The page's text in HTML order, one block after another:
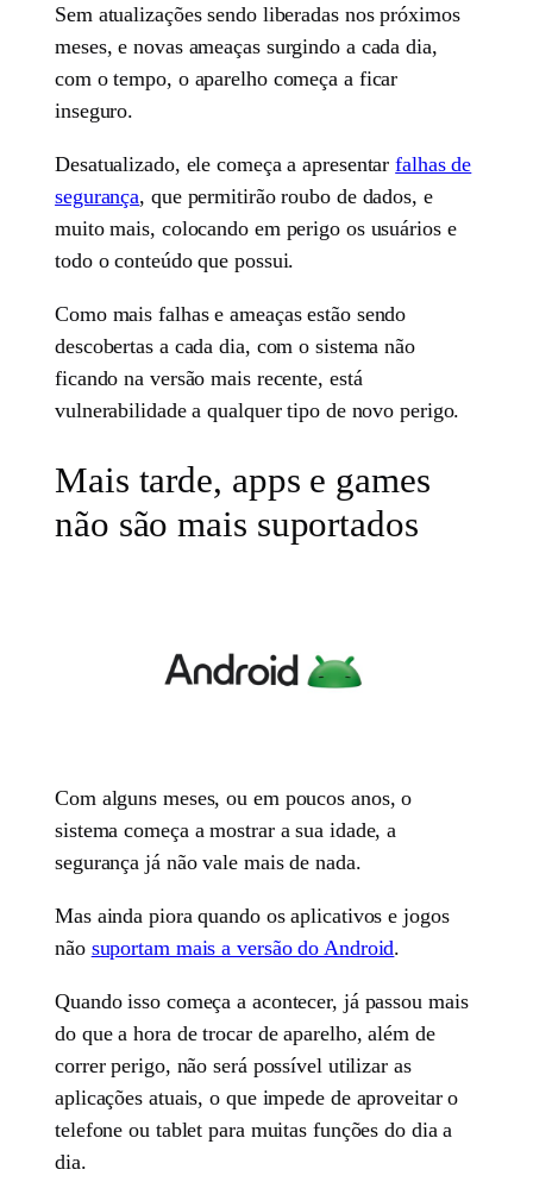
Sem atualizações sendo liberadas nos próximos
meses, e novas ameaças surgindo a cada dia,
com o tempo, o aparelho começa a ficar
inseguro.
Desatualizado, ele começa a apresentarfalhas de
segurança, que permitirão roubo de dados, e
muito mais, colocando em perigo os usuários e
todo o conteúdo que possui.
Como mais falhas e ameaças estão sendo
descobertas a cada dia, com o sistema não
ficando na versão mais recente, está
vulnerabilidade a qualquer tipo de novo perigo.
Mais tarde, apps e games
não são mais suportados
Com alguns meses, ou em poucos anos, o
sistema começa a mostrar a sua idade, a
segurança já não vale mais de nada.
Mas ainda piora quando os aplicativos e jogos
não suportam mais a versão do Android.
Quando isso começa a acontecer, já passou mais
do que a hora de trocar de aparelho, além de
correr perigo, não será possível utilizar as
aplicações atuais, o que impede de aproveitar o
telefone ou tablet para muitas funções do dia a
dia.